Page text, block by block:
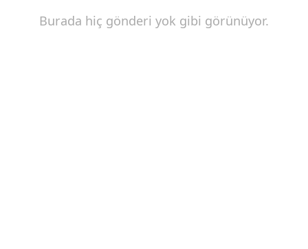
Burada hiç gönderi yok gibi görünüyor.